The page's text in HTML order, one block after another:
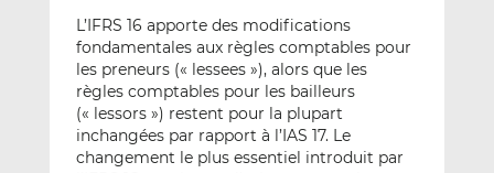
L’IFRS 16 apporte des modifications
fondamentales aux règles comptables pour
les preneurs (« lessees »), alors que les
règles comptables pour les bailleurs
(« lessors ») restent pour la plupart
inchangées par rapport à l’IAS 17. Le
changement le plus essentiel introduit par